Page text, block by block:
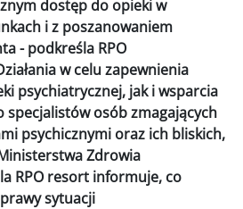
dostęp do opieki w
i z poszanowaniem
- podkreśla RPO
w celu zapewnienia
psychiatrycznej, jak i wsparcia
specjalistów osób zmagających
psychicznymi oraz ich bliskich,
Zdrowia
RPO resort informuje, co
sytuacji